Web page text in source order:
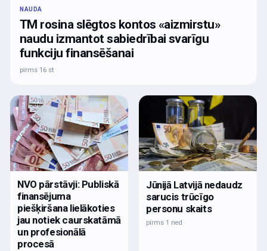
NAUDA
TM rosina slēgtos kontos «aizmirstu»
naudu izmantot sabiedrībai svarīgu
funkciju finansēšanai
pirms 16 st
NVO pārstāvji: Publiskā
finansējuma
piešķiršana lielākoties
jau notiek caurskatāmā
un profesionālā
procesā
Jūnijā Latvijā nedaudz
sarucis trūcīgo
personu skaits
pirms 1 ned